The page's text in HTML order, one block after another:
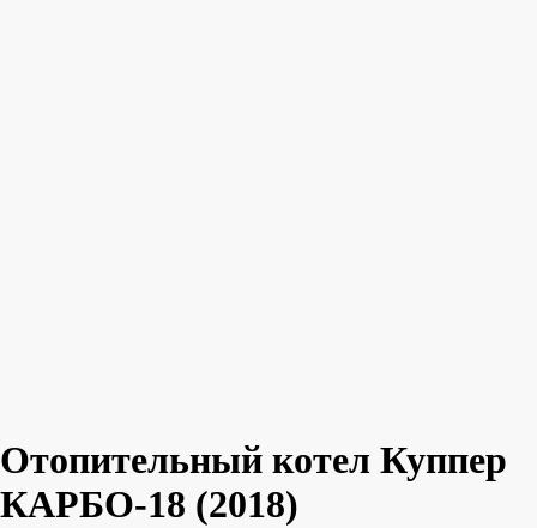
Отопительный котел Куппер
КАРБО-18 (2018)